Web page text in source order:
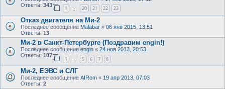
Ответы: 343
1 20 21 22 23
Отказ двигателя на Ми-2
Последнее сообщение Malabar « 06 янв 2015, 13:51
Ответы: 13
Ми-2 в Санкт-Петербурге (Поздравим engin!)
Последнее сообщение engin « 24 ноя 2013, 20:53
Ответы: 107
1 5 6 7 8
Ми-2, ЕЭВС и СЛГ
Последнее сообщение AIRom « 19 апр 2013, 07:03
Ответы: 2